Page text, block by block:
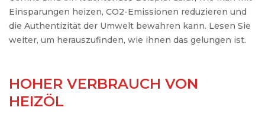
Einsparungen heizen, CO2-Emissionen reduzieren und
die Authentizität der Umwelt bewahren kann. Lesen Sie
weiter, um herauszufinden, wie ihnen das gelungen ist.
HOHER VERBRAUCH VON
HEIZÖL